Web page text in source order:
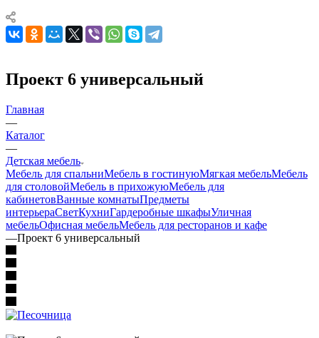
Проект 6 универсальный
Главная
—
Каталог
—
Детская мебель
Мебель для спальниМебель в гостинуюМягкая мебельМебель
для столовойМебель в прихожуюМебель для
кабинетовВанные комнатыПредметы
интерьераСветКухниГардеробные шкафыУличная
мебельОфисная мебельМебель для ресторанов и кафе
—Проект 6 универсальный